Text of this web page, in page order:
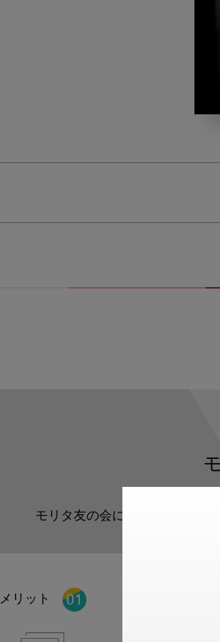
モリタ友の会に登録いただくと
メリット